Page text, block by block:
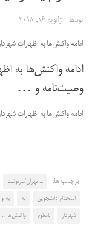
توسط · ژانویه 16, 2018
ادامه واکنش‌ها به اظهارات
ادامه واکنش‌ها به
وصیت‌نامه و …
ادامه واکنش‌ها به اظهارات
برچسب ها: ... تهران/سرنوشت
استخدام دانشجویی به به و
شهردار نامعلوم واکنش‌ها ...